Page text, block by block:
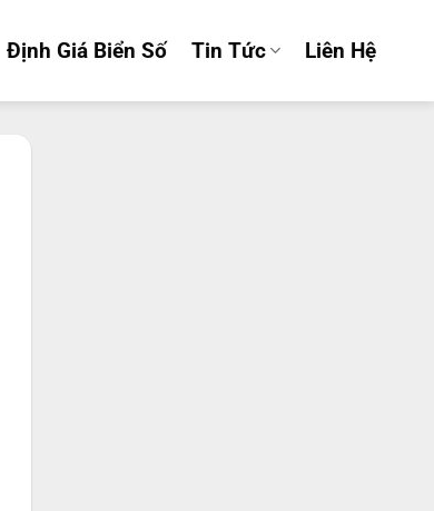
Định Giá Biển Số Tin Tức Liên Hệ